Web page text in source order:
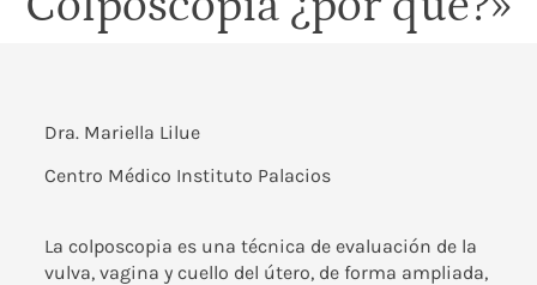
Dra. Mariella Lilue
Centro Médico Instituto Palacios
La colposcopia es una técnica de evaluación de la
vulva, vagina y cuello del útero, de forma ampliada,